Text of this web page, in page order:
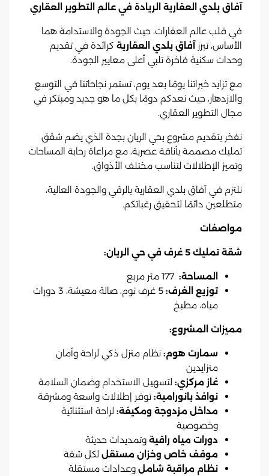
آفاق بلدي العقارية الريادة في عالم التطوير العقاري
في قلب عالم العقارات، حيث الجودة والاستدامة هما
الأساس، تبرزآفاق بلدي العقارية كرائدة في تقديم
وحدات سكنية فاخرة تلبي أعلى معايير الجودة.
مع تزايد خبراتنا يومًا بعد يوم، تستمر نجاحاتنا في التوسع
والازدهار، حيث نعدكم دومًا بكل ما هو جديد ومبتكر في
مجال التطوير العقاري.
نفخر بتقديم مشروع بحي الريان بجدة الذي يضم شقق
تمليك مصممة بأناقة عصرية، مع مراعاة رحابة المساحات
وتميز الإطلالات لتناسب مختلف الأذواق.
نلتزم في آفاق بلدي العقارية بالرقي والجودة العالية،
متطلعين دائمًا لتحقيق رغباتكم.
مواصفات
شقة تمليك 5 غرف في حي الريان:
المساحة:
توزيع الغرف:
5 غرف نوم، صالة معيشة، 3 دورات
مياه، مطبخ
مميزات المشروع:
سمارت هوم: نظام منزل ذكي لراحة وأمان
متزايدين
غاز مركزي: لتسهيل الاستخدام وضمان السلامة
نوافذ بانورامية: توفر إطلالات واسعة ومشرقة
مداخل مزدوجة ومكيفة: لراحة استثنائية
وخصوصية
دورات مياه راقية وتمديدات حديثة
موقف خاص وخزان مستقل لكل شقة
نظام مراقبة شامل وعدادات مستقلة